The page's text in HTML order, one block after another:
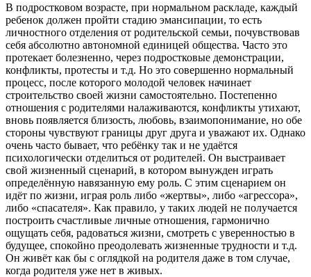
В подростковом возрасте, при нормальном раскладе, каждый
ребенок должен пройти стадию эмансипации, то есть
личностного отделения от родительской семьи, почувствовав
себя абсолютно автономной единицей общества. Часто это
протекает болезненно, через подростковые демонстрации,
конфликты, протесты и т.д. Но это совершенно нормальный
процесс, после которого молодой человек начинает
строительство своей жизни самостоятельно. Постепенно
отношения с родителями налаживаются, конфликты утихают,
вновь появляется близость, любовь, взаимопонимание, но обе
стороны чувствуют границы друг друга и уважают их. Однако
очень часто бывает, что ребёнку так и не удаётся
психологически отделиться от родителей. Он выстраивает
свой жизненный сценарий, в котором вынужден играть
определённую навязанную ему роль. С этим сценарием он
идёт по жизни, играя роль либо «жертвы», либо «агрессора»,
либо «спасателя». Как правило, у таких людей не получается
построить счастливые личные отношения, гармонично
ощущать себя, радоваться жизни, смотреть с уверенностью в
будущее, спокойно преодолевать жизненные трудности и т.д.
Он живёт как бы с оглядкой на родителя даже в том случае,
когда родителя уже нет в живых.